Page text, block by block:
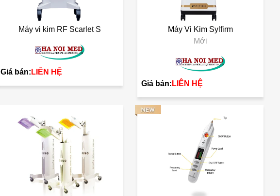
Máy vi kim RF Scarlet S
Giá bán: LIÊN HỆ
Máy Vi Kim Sylfirm
Mới
Giá bán: LIÊN HỆ